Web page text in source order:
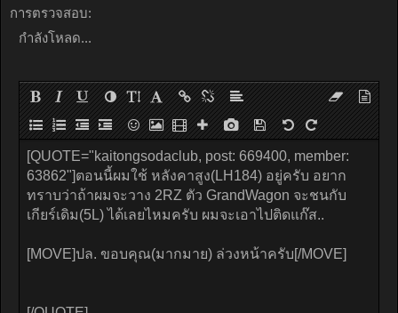
การตรวจสอบ:
กำลังโหลด...